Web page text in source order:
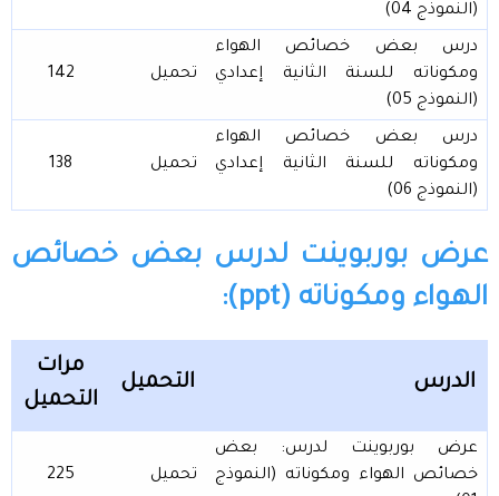
(النموذج 04)
درس بعض خصائص الهواء
ومكوناته للسنة الثانية إعدادي
(النموذج 05)
تحميل 142
درس بعض خصائص الهواء
ومكوناته للسنة الثانية إعدادي
(النموذج 06)
تحميل 138
عرض بوربوينت لدرس بعض خصائص
الهواء ومكوناته (ppt):
الدرس التحميل
مرات
التحميل
عرض بوربوينت لدرس: بعض
خصائص الهواء ومكوناته (النموذج
تحميل 225